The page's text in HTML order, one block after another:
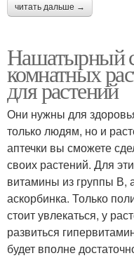
читать дальше →
Нашатырный
комнатных
для растений
Они нужны для
только людям, но и
аптечки вы сможете
своих растений. Для
витамины из группы В,
аскорбинка. Только
стоит увлекаться, у
развиться
будет вполне